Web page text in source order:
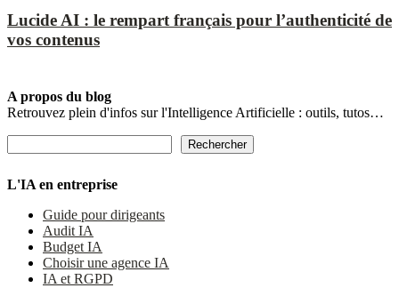
Lucide AI : le rempart français pour l’authenticité de
vos contenus
A propos du blog
Retrouvez plein d'infos sur l'Intelligence Artificielle : outils, tutos…
Rechercher
L'IA en entreprise
Guide pour dirigeants
Audit IA
Budget IA
Choisir une agence IA
IA et RGPD